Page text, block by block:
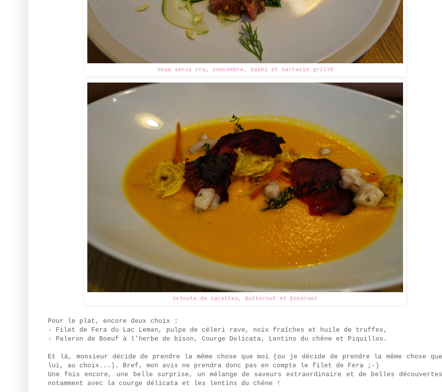
Veau servi cru, concombre, Dashi et Sarrasin grillé
Velouté de carottes, Butternut et Encornet
Pour le plat, encore deux choix :
- Filet de Fera du Lac Leman, pulpe de céleri rave, noix fraîches et huile de truffes,
- Paleron de Boeuf à l'herbe de bison, Courge Delicata, Lentins du chêne et Piquillos.
Et là, monsieur décide de prendre la même chose que moi (ou je décide de prendre la même chose que
lui, au choix...). Bref, mon avis ne prendra donc pas en compte le filet de Fera ;-)
Une fois encore, une belle surprise, un mélange de saveurs extraordinaire et de belles découvertes
notamment avec la courge délicata et les lentins du chêne !